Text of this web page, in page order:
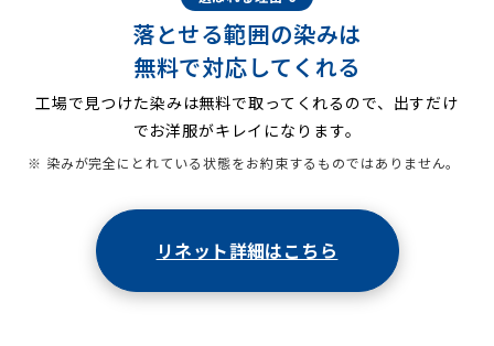
落とせる範囲の染みは
無料で対応してくれる
工場で見つけた染みは無料で取ってくれるので、出すだけ
でお洋服がキレイになります。
※ 染みが完全にとれている状態をお約束するものではありません。
リネット詳細はこちら